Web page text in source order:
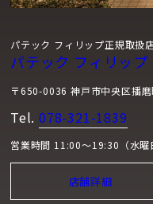
パテック フィリップ正規取扱
パテック フィリッ
〒650-0036 神戸市中央区播
Tel. 078-321-1839
営業時間 11:00～19:30（水曜
店舗詳細